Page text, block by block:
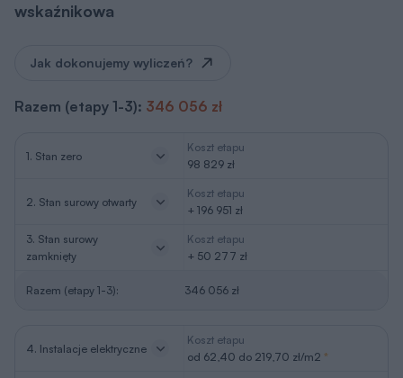
wskaźnikowa
Jak dokonujemy wyliczeń?
Razem (etapy 1-3): 346 056 zł
1. Stan zero
Koszt etapu
98 829 zł
2. Stan surowy otwarty
Koszt etapu
+ 196 951 zł
3. Stan surowy
zamknięty
Koszt etapu
+ 50 277 zł
Razem (etapy 1-3): 346 056 zł
4. Instalacje elektryczne
Koszt etapu
od 62,40 do 219,70 zł/m2 *